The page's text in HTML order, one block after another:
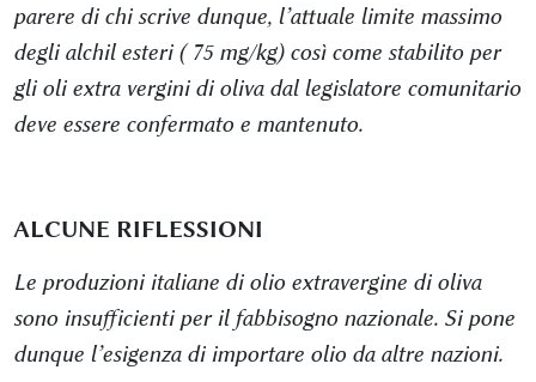
parere di chi scrive dunque, l’attuale limite massimo
degli alchil esteri ( 75 mg/kg) così come stabilito per
gli oli extra vergini di oliva dal legislatore comunitario
deve essere confermato e mantenuto.
ALCUNE RIFLESSIONI
Le produzioni italiane di olio extravergine di oliva
sono insufficienti per il fabbisogno nazionale. Si pone
dunque l’esigenza di importare olio da altre nazioni.